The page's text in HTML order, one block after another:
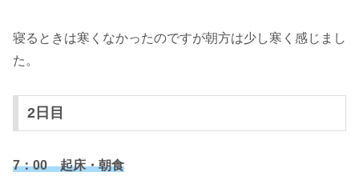
寝るときは寒くなかったのですが朝方は少し寒く感じまし
た。
2日目
7：00 起床・朝食